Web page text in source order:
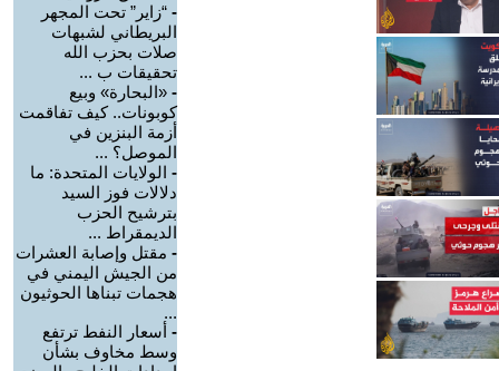
- “زاير” تحت المجهر
البريطاني لشبهات
صلات بحزب الله
تحقيقات ب ...
- «البحارة» وبيع
كوبونات.. كيف تفاقمت
أزمة البنزين في
الموصل؟ ...
- الولايات المتحدة: ما
دلالات فوز السيد
بترشيح الحزب
الديمقراط ...
- مقتل وإصابة العشرات
من الجيش اليمني في
هجمات تبناها الحوثيون
...
- أسعار النفط ترتفع
وسط مخاوف بشأن